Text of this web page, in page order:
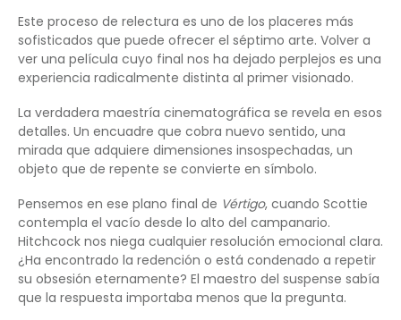
Este proceso de relectura es uno de los placeres más
sofisticados que puede ofrecer el séptimo arte. Volver a
ver una película cuyo final nos ha dejado perplejos es una
experiencia radicalmente distinta al primer visionado.
La verdadera maestría cinematográfica se revela en esos
detalles. Un encuadre que cobra nuevo sentido, una
mirada que adquiere dimensiones insospechadas, un
objeto que de repente se convierte en símbolo.
Pensemos en ese plano final de Vértigo, cuando Scottie
contempla el vacío desde lo alto del campanario.
Hitchcock nos niega cualquier resolución emocional clara.
¿Ha encontrado la redención o está condenado a repetir
su obsesión eternamente? El maestro del suspense sabía
que la respuesta importaba menos que la pregunta.